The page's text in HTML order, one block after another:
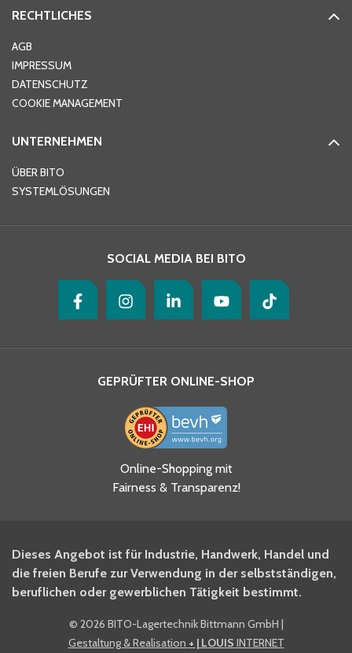
RECHTLICHES
AGB
IMPRESSUM
DATENSCHUTZ
COOKIE MANAGEMENT
UNTERNEHMEN
ÜBER BITO
SYSTEMLÖSUNGEN
SOCIAL MEDIA BEI BITO
GEPRÜFTER ONLINE-SHOP
Online-Shopping mit
Fairness & Transparenz!
Dieses Angebot ist für Industrie, Handwerk, Handel und
die freien Berufe zur Verwendung in der selbstständigen,
beruflichen oder gewerblichen Tätigkeit bestimmt.
© 2026 BITO-Lagertechnik Bittmann GmbH |
Gestaltung & Realisation + | LOUIS INTERNET